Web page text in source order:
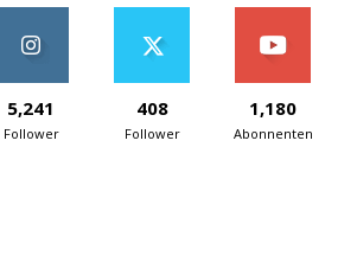
5,241
Follower
408
Follower
1,180
Abonnenten